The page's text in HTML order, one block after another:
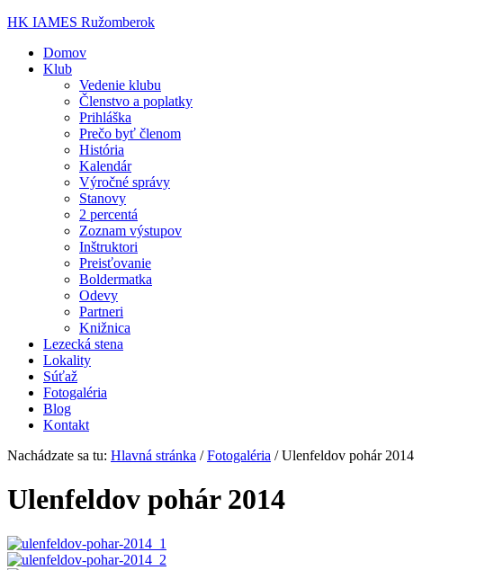
HK IAMES Ružomberok
Domov
Klub
Vedenie klubu
Členstvo a poplatky
Prihláška
Prečo byť členom
História
Kalendár
Výročné správy
Stanovy
2 percentá
Zoznam výstupov
Inštruktori
Preisťovanie
Boldermatka
Odevy
Partneri
Knižnica
Lezecká stena
Lokality
Súťaž
Fotogaléria
Blog
Kontakt
Nachádzate sa tu: Hlavná stránka /Fotogaléria /Ulenfeldov pohár 2014
Ulenfeldov pohár 2014